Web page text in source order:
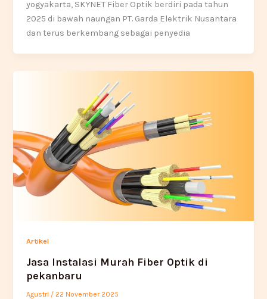
yogyakarta, SKYNET Fiber Optik berdiri pada tahun
2025 di bawah naungan PT. Garda Elektrik Nusantara
dan terus berkembang sebagai penyedia
Artikel
Jasa Instalasi Murah Fiber Optik di
pekanbaru
Agustri / 22 November 2025